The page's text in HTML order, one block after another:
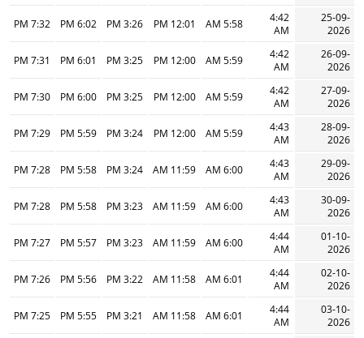
25-09-
2026
4:42
AM
5:58 AM
12:01 PM
3:26 PM
6:02 PM
7:32 PM
26-09-
2026
4:42
AM
5:59 AM
12:00 PM
3:25 PM
6:01 PM
7:31 PM
27-09-
2026
4:42
AM
5:59 AM
12:00 PM
3:25 PM
6:00 PM
7:30 PM
28-09-
2026
4:43
AM
5:59 AM
12:00 PM
3:24 PM
5:59 PM
7:29 PM
29-09-
2026
4:43
AM
6:00 AM
11:59 AM
3:24 PM
5:58 PM
7:28 PM
30-09-
2026
4:43
AM
6:00 AM
11:59 AM
3:23 PM
5:58 PM
7:28 PM
01-10-
2026
4:44
AM
6:00 AM
11:59 AM
3:23 PM
5:57 PM
7:27 PM
02-10-
2026
4:44
AM
6:01 AM
11:58 AM
3:22 PM
5:56 PM
7:26 PM
03-10-
2026
4:44
AM
6:01 AM
11:58 AM
3:21 PM
5:55 PM
7:25 PM